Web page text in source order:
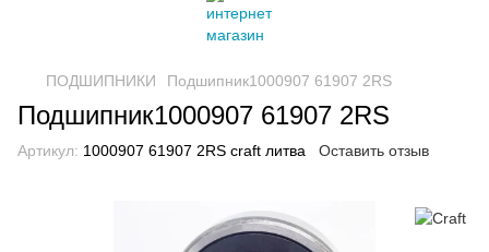
ПОДШИПНИКИ Подшипник1000907 61907 2RS
Подшипник1000907 61907 2RS
Артикул: 1000907 61907 2RS craft литва Оставить отзыв